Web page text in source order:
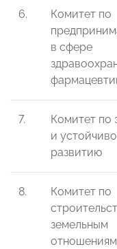
6.
Комитет по
в сфере
7.
Комитет по
и
развитию
8.
Комитет по
земельным